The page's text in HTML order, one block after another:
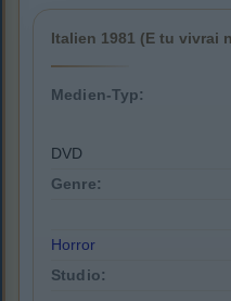
Italien 1981 (E tu vivrai
Medien-Typ:
DVD
Genre:
Horror
Studio: